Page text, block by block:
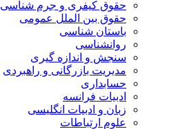
حقوق کیفری و جرم شناسی
حقوق بین الملل عمومی
باستان شناسی
روانشناسی
سنجش و اندازه گیری
مدیریت بازرگانی و راهبردی
حسابداری
ادبیات فرانسه
زبان و ادبیات انگلیسی
علوم ارتباطات